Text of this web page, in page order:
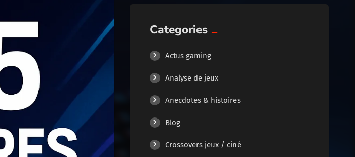
Categories
Actus gaming
Analyse de jeux
Anecdotes & histoires
Blog
Crossovers jeux / ciné